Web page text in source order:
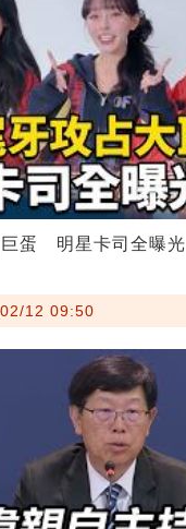
巨蛋 明星卡司全曝光
12 09:50